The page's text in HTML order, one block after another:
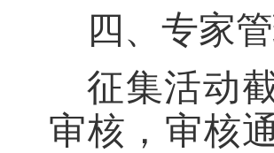
四、专家
征集活动
审核，审核